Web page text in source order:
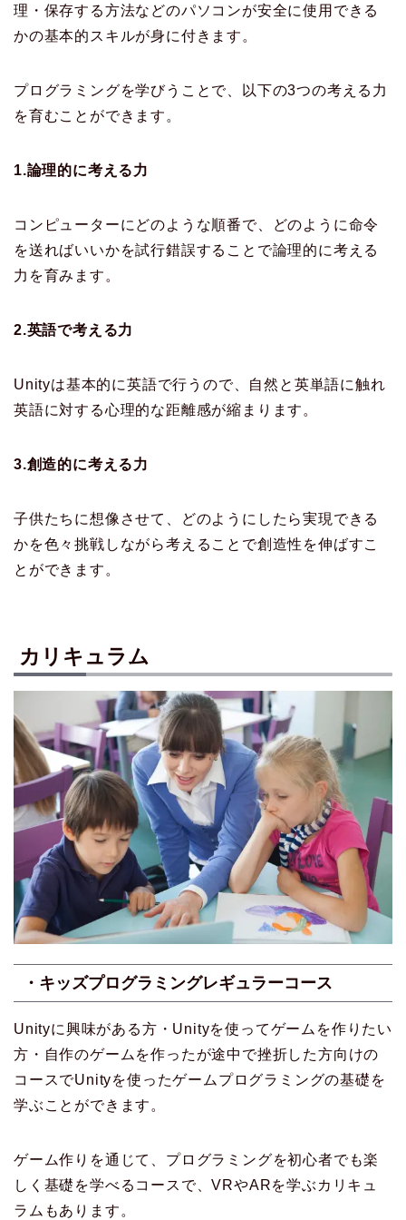
理・保存する方法などのパソコンが安全に使用できる
かの基本的スキルが身に付きます。
プログラミングを学びうことで、以下の3つの考える力
を育むことができます。
1.論理的に考える力
コンピューターにどのような順番で、どのように命令
を送ればいいかを試行錯誤することで論理的に考える
力を育みます。
2.英語で考える力
Unityは基本的に英語で行うので、自然と英単語に触れ
英語に対する心理的な距離感が縮まります。
3.創造的に考える力
子供たちに想像させて、どのようにしたら実現できる
かを色々挑戦しながら考えることで創造性を伸ばすこ
とができます。
カリキュラム
・キッズプログラミングレギュラーコース
Unityに興味がある方・Unityを使ってゲームを作りたい
方・自作のゲームを作ったが途中で挫折した方向けの
コースでUnityを使ったゲームプログラミングの基礎を
学ぶことができます。
ゲーム作りを通じて、プログラミングを初心者でも楽
しく基礎を学べるコースで、VRやARを学ぶカリキュ
ラムもあります。